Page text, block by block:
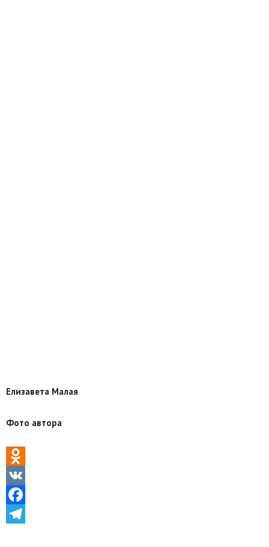
Елизавета Малая
Фото автора
Odnoklassniki
VK
Facebook